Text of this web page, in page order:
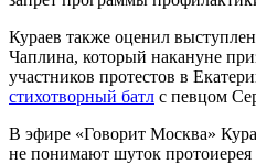
Кураев также оценил
Чаплина, который накануне
участников протестов в
стихотворный батл с певцом
В эфире «Говорит Москва»
не понимают шуток